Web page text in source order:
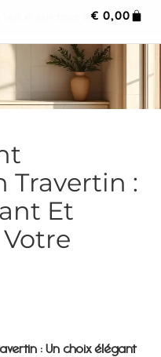
149 € sur tout le site
€ 0,00
Travertin :
Et
: Un choix élégant